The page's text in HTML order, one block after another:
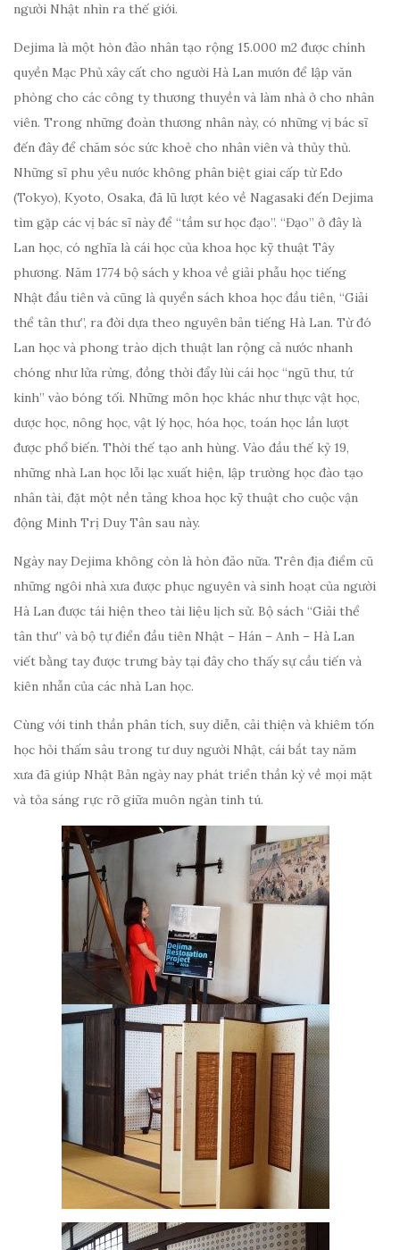
người Nhật nhìn ra thế giới.
Dejima là một hòn đảo nhân tạo rộng 15.000 m2 được chính
quyền Mạc Phủ xây cất cho người Hà Lan mướn để lập văn
phòng cho các công ty thương thuyền và làm nhà ở cho nhân
viên. Trong những đoàn thương nhân này, có những vị bác sĩ
đến đây để chăm sóc sức khoẻ cho nhân viên và thủy thủ.
Những sĩ phu yêu nước không phân biệt giai cấp từ Edo
(Tokyo), Kyoto, Osaka, đã lũ lượt kéo về Nagasaki đến Dejima
tìm gặp các vị bác sĩ này để “tầm sư học đạo”. “Đạo” ở đây là
Lan học, có nghĩa là cái học của khoa học kỹ thuật Tây
phương. Năm 1774 bộ sách y khoa về giải phẫu học tiếng
Nhật đầu tiên và cũng là quyển sách khoa học đầu tiên, “Giải
thể tân thư”, ra đời dựa theo nguyên bản tiếng Hà Lan. Từ đó
Lan học và phong trào dịch thuật lan rộng cả nước nhanh
chóng như lửa rừng, đồng thời đẩy lùi cái học “ngũ thư, tứ
kinh” vào bóng tối. Những môn học khác như thực vật học,
dược học, nông học, vật lý học, hóa học, toán học lần lượt
được phổ biến. Thời thế tạo anh hùng. Vào đầu thế kỷ 19,
những nhà Lan học lỗi lạc xuất hiện, lập trường học đào tạo
nhân tài, đặt một nền tảng khoa học kỹ thuật cho cuộc vận
động Minh Trị Duy Tân sau này.
Ngày nay Dejima không còn là hòn đảo nữa. Trên địa điểm cũ
những ngôi nhà xưa được phục nguyên và sinh hoạt của người
Hà Lan được tái hiện theo tài liệu lịch sử. Bộ sách “Giải thể
tân thư” và bộ tự điển đầu tiên Nhật – Hán – Anh – Hà Lan
viết bằng tay được trưng bày tại đây cho thấy sự cầu tiến và
kiên nhẫn của các nhà Lan học.
Cùng với tinh thần phân tích, suy diễn, cải thiện và khiêm tốn
học hỏi thấm sâu trong tư duy người Nhật, cái bắt tay năm
xưa đã giúp Nhật Bản ngày nay phát triển thần kỳ về mọi mặt
và tỏa sáng rực rỡ giữa muôn ngàn tinh tú.